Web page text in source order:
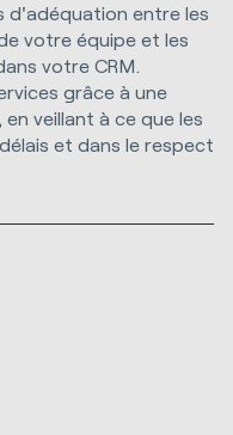
d'adéquation entre les
votre équipe et les
votre CRM.
grâce à une
veillant à ce que les
et dans le respect